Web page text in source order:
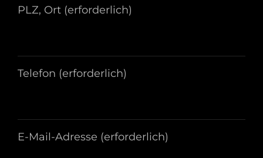
PLZ, Ort (erforderlich)
Telefon (erforderlich)
E-Mail-Adresse (erforderlich)